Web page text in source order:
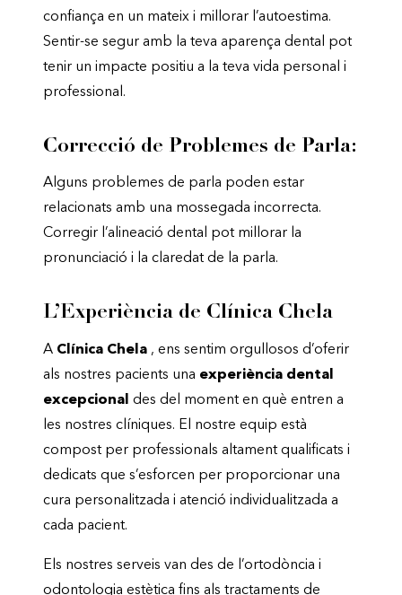
confiança en un mateix i millorar l’autoestima.
Sentir-se segur amb la teva aparença dental pot
tenir un impacte positiu a la teva vida personal i
professional.
Correcció de Problemes de Parla:
Alguns problemes de parla poden estar
relacionats amb una mossegada incorrecta.
Corregir l’alineació dental pot millorar la
pronunciació i la claredat de la parla.
L’Experiència de Clínica Chela
A Clínica Chela , ens sentim orgullosos d’oferir
als nostres pacients una experiència dental
excepcional des del moment en què entren a
les nostres clíniques. El nostre equip està
compost per professionals altament qualificats i
dedicats que s’esforcen per proporcionar una
cura personalitzada i atenció individualitzada a
cada pacient.
Els nostres serveis van des de l’ortodòncia i
odontologia estètica fins als tractaments de